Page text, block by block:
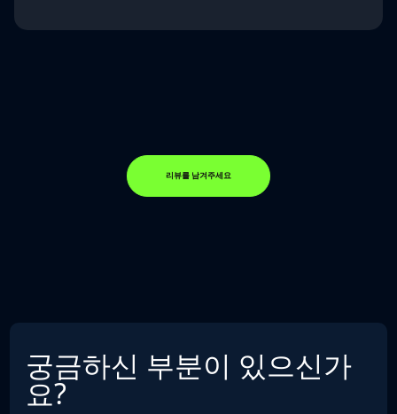
리뷰를 남겨주세요
궁금하신 부분이 있으신가
요?